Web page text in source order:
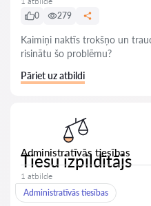
0
279
Kaimiņi naktīs trokšņo un
risinātu šo problēmu?
Pāriet uz atbildi
Administratīvās tiesības
Tiesu izpildītājs
1 atbilde
Administratīvās tiesības